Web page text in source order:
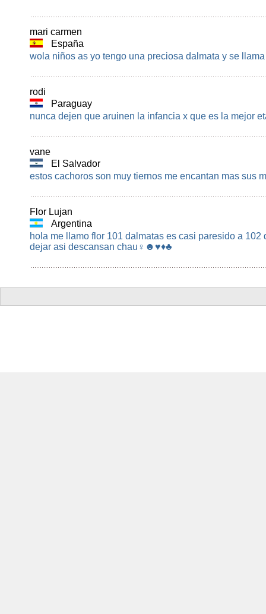
mari carmen
España
wola niños as yo tengo una preciosa dalmata y se
rodi
Paraguay
nunca dejen que aruinen la infancia x que es la mejor
vane
El Salvador
estos cachoros son muy tiernos me encantan mas sus
Flor Lujan
Argentina
hola me llamo flor 101 dalmatas es casi paresido a
dejar asi descansan chau♀☻♥♦♣